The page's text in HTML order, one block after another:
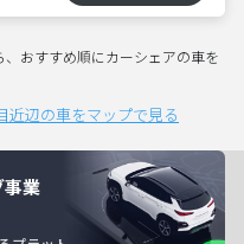
おすすめ順にカーシェアの車を
近辺の車をマップで見る
事業